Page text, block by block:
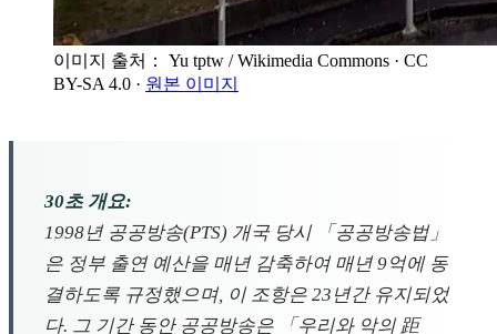
이미지 출처： Yu tptw / Wikimedia Commons · CC
BY-SA 4.0 · 원본 이미지
30초 개요:
1998년 공공방송(PTS) 개국 당시 「공공방송법」
은 정부 출연 예산을 매년 감축하여 매년 9억에 동
결하도록 규정했으며, 이 조항은 23년간 유지되었
다. 그 기간 동안 공공방송은 「우리와 악의 距